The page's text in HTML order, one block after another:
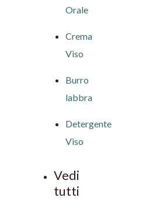
Orale
Crema
Viso
Burro
labbra
Detergente
Viso
Vedi
tutti